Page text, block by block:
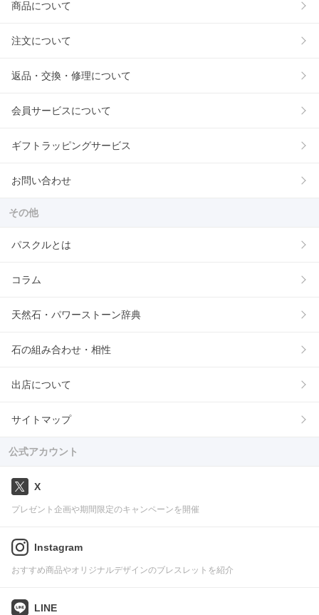
商品について
注文について
返品・交換・修理について
会員サービスについて
ギフトラッピングサービス
お問い合わせ
その他
パスクルとは
コラム
天然石・パワーストーン辞典
石の組み合わせ・相性
出店について
サイトマップ
公式アカウント
X
プレゼント企画や期間限定のキャンペーンを開催
Instagram
おすすめ商品やオリジナルデザインのブレスレットを紹介
LINE